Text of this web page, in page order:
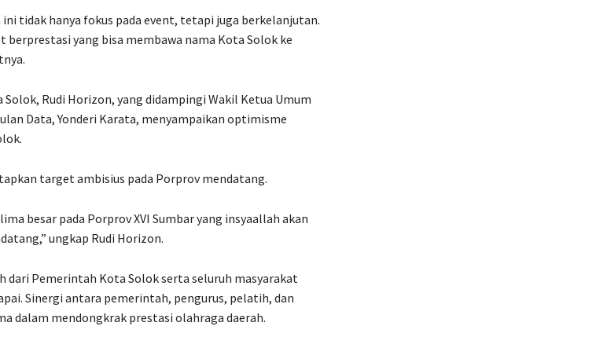
tidak hanya fokus pada event, tetapi juga berkelanjutan.
yang bisa membawa nama Kota Solok ke
Rudi Horizon, yang didampingi Wakil Ketua Umum
Data, Yonderi Karata, menyampaikan optimisme
target ambisius pada Porprov mendatang.
besar pada Porprov XVI Sumbar yang insyaallah akan
ungkap Rudi Horizon.
dari Pemerintah Kota Solok serta seluruh masyarakat
Sinergi antara pemerintah, pengurus, pelatih, dan
dalam mendongkrak prestasi olahraga daerah.